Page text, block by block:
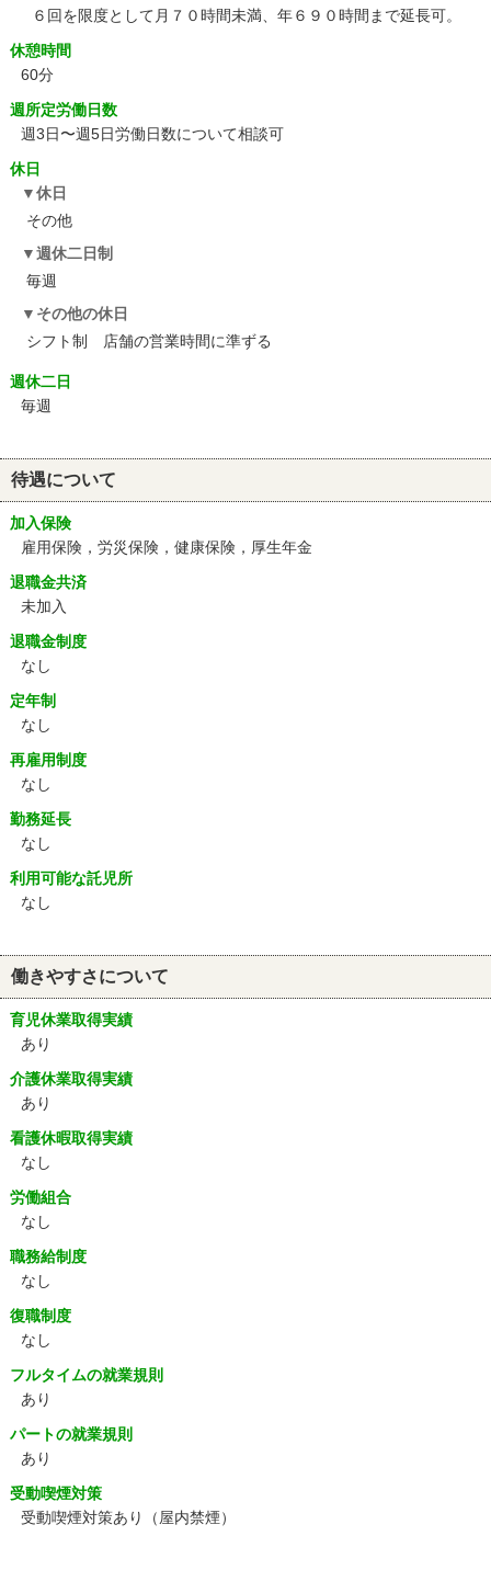
６回を限度として月７０時間未満、年６９０時間まで延長可。
休憩時間
60分
週所定労働日数
週3日〜週5日労働日数について相談可
休日
休日
その他
週休二日制
毎週
その他の休日
シフト制 店舗の営業時間に準ずる
週休二日
毎週
待遇について
加入保険
雇用保険，労災保険，健康保険，厚生年金
退職金共済
未加入
退職金制度
なし
定年制
なし
再雇用制度
なし
勤務延長
なし
利用可能な託児所
なし
働きやすさについて
育児休業取得実績
あり
介護休業取得実績
あり
看護休暇取得実績
なし
労働組合
なし
職務給制度
なし
復職制度
なし
フルタイムの就業規則
あり
パートの就業規則
あり
受動喫煙対策
受動喫煙対策あり（屋内禁煙）